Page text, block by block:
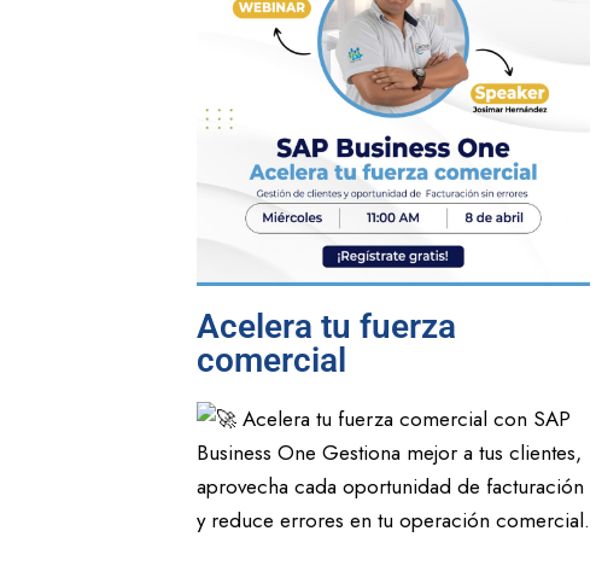
Acelera tu fuerza
comercial
Acelera tu fuerza comercial con SAP
Business One Gestiona mejor a tus clientes,
aprovecha cada oportunidad de facturación
y reduce errores en tu operación comercial.